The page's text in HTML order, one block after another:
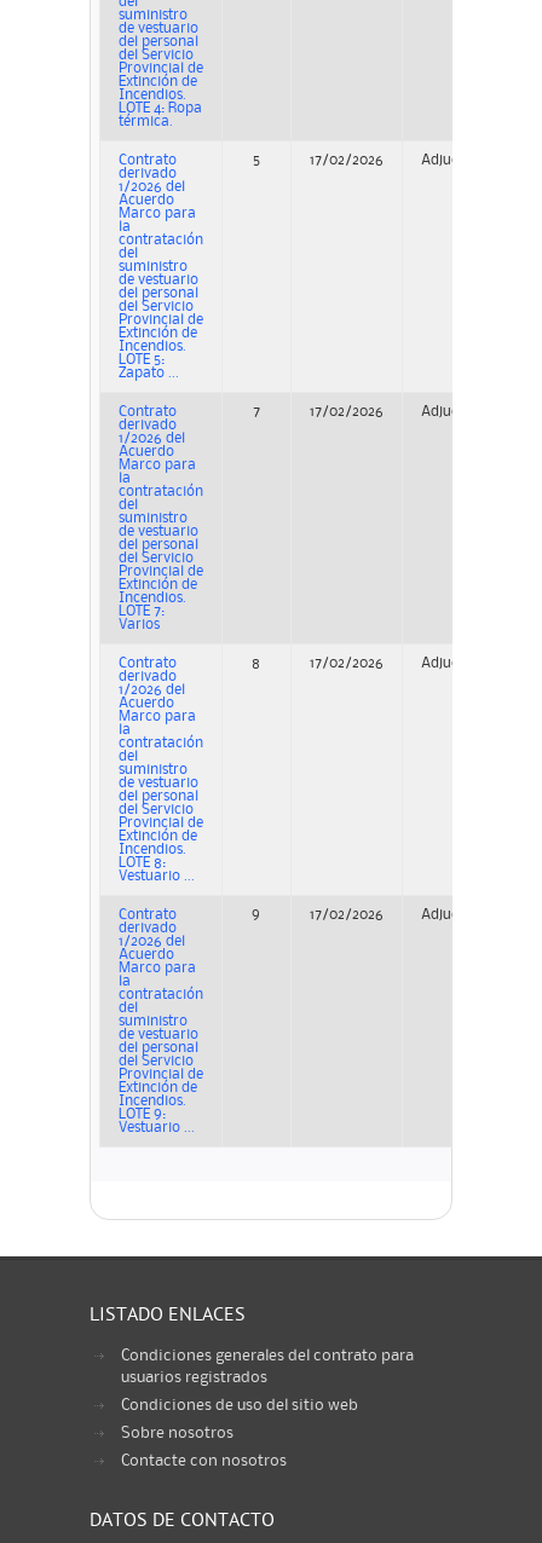
suministro
de vestuario
del personal
del Servicio
Provincial de
Extinción de
Incendios.
LOTE 4: Ropa
térmica.
Contrato
derivado
1/2026 del
Acuerdo
Marco para
la
contratación
del
suministro
de vestuario
del personal
del Servicio
Provincial de
Extinción de
Incendios.
LOTE 5:
Zapato ...
5 17/02/2026 Adjudicación
Contrato
derivado
1/2026 del
Acuerdo
Marco para
la
contratación
del
suministro
de vestuario
del personal
del Servicio
Provincial de
Extinción de
Incendios.
LOTE 7:
Varios
7 17/02/2026 Adjudicación
Contrato
derivado
1/2026 del
Acuerdo
Marco para
la
contratación
del
suministro
de vestuario
del personal
del Servicio
Provincial de
Extinción de
Incendios.
LOTE 8:
Vestuario ...
8 17/02/2026 Adjudicación
Contrato
derivado
1/2026 del
Acuerdo
Marco para
la
contratación
del
suministro
de vestuario
del personal
del Servicio
Provincial de
Extinción de
Incendios.
LOTE 9:
Vestuario ...
9 17/02/2026 Adjudicación
LISTADO ENLACES
Condiciones generales del contrato para
usuarios registrados
Condiciones de uso del sitio web
Sobre nosotros
Contacte con nosotros
DATOS DE CONTACTO